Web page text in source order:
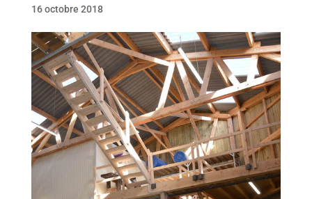
16 octobre 2018